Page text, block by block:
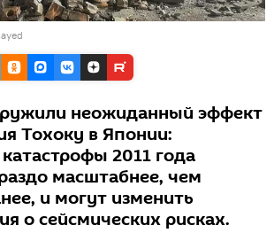
неожиданный эффект
Тохоку в Японии:
2011 года
масштабнее, чем
и могут изменить
о сейсмических рисках.